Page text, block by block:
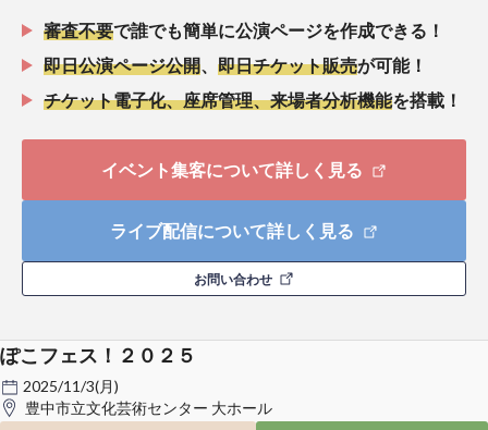
審査不要で誰でも簡単に公演ページを作成できる！
即日公演ページ公開
即日チケット販売が可能！
チケット電子化、座席管理、来場者分析機能を搭載！
イベント集客について詳しく見る
ライブ配信について詳しく見る
お問い合わせ
ぽこフェス！２０２５
2025/11/3(月)
豊中市立文化芸術センター 大ホール